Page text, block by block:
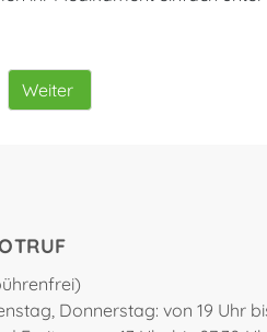
Weiter
Donnerstag: von 19 Uhr